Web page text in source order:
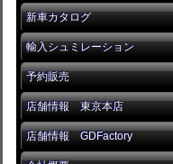
新車カタログ
輸入シュミレーション
予約販売
店舗情報 東京本店
店舗情報 GDFactory